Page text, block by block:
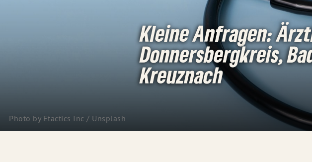
Photo by Etactics Inc / Unsplash
Kleine Anfragen:
Donnersbergkreis,
Kreuznach